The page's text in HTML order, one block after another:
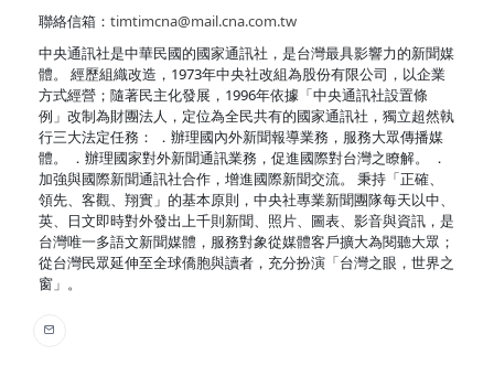
聯絡信箱： timtimcna@mail.cna.com.tw
中央通訊社是中華民國的國家通訊社，是台灣最具影響力的新聞媒
體。 經歷組織改造，1973年中央社改組為股份有限公司，以企業
方式經營；隨著民主化發展，1996年依據「中央通訊社設置條
例」改制為財團法人，定位為全民共有的國家通訊社，獨立超然執
行三大法定任務： ．辦理國內外新聞報導業務，服務大眾傳播媒
體。 ．辦理國家對外新聞通訊業務，促進國際對台灣之瞭解。 ．
加強與國際新聞通訊社合作，增進國際新聞交流。 秉持「正確、
領先、客觀、翔實」的基本原則，中央社專業新聞團隊每天以中、
英、日文即時對外發出上千則新聞、照片、圖表、影音與資訊，是
台灣唯一多語文新聞媒體，服務對象從媒體客戶擴大為閱聽大眾；
從台灣民眾延伸至全球僑胞與讀者，充分扮演「台灣之眼，世界之
窗」。